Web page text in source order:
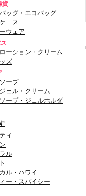
貨
ッグ・エコバッグ
ース
ウェア
ーション・クリーム
ズ
ープ
ェル・クリーム
ープ・ジェルホルダ
ィ
ル
ル・ハワイ
ー・スパイシー